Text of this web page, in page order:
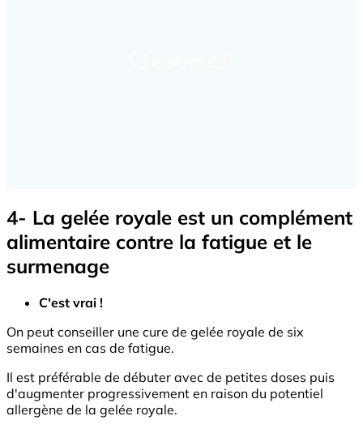
4- La gelée royale est un complément
alimentaire contre la fatigue et le
surmenage
C'est vrai !
On peut conseiller une cure de gelée royale de six
semaines en cas de fatigue.
Il est préférable de débuter avec de petites doses puis
d'augmenter progressivement en raison du potentiel
allergène de la gelée royale.